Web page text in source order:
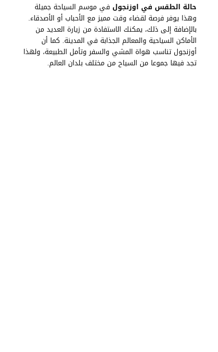
حالة الطقس في اوزنجول في موسم السياحة جميلة
وهذا يوفر فرصة لقضاء وقت مميز مع الأحباب أو الأصدقاء.
بالإضافة إلى ذلك، يمكنك الاستفادة من زيارة العديد من
الأماكن السياحية والمعالم الجذابة في المدينة. كما أن
أوزنجول تناسب هواة المشي والسفر وتأمل الطبيعة، ولهذا
تجد فيها جموعا من السياح من مختلف بلدان العالم.